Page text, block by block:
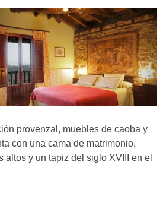
provenzal, muebles de caoba y
con una cama de matrimonio,
altos y un tapiz del siglo XVIII en el